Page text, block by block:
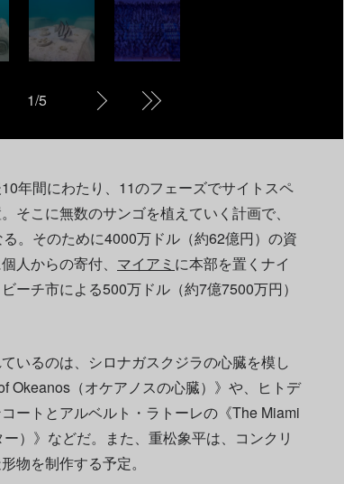
1/5
年間にわたり、11のフェーズでサイトスペ
そこに無数のサンゴを植えていく計画で、
。そのために4000万ドル（約62億円）の資
人からの寄付、 マイアミ に本部を置くナイ
ーチ市による500万ドル（約7億7500万円）
いるのは、シロナガスクジラの心臓を模し
Okeanos（オケアノスの心臓）》や、ヒトデ
ートとアルベルト・ラトーレの《The Miami
）》などだ。また、重松象平は、コンクリ
物を制作する予定。